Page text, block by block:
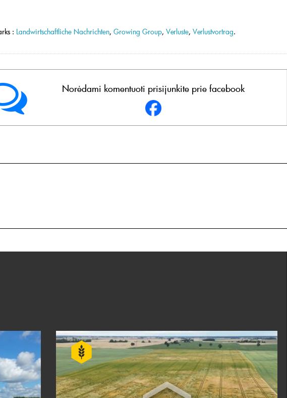
: Landwirtschaftliche Nachrichten, Growing Group, Verluste, Verlustvortrag.
Norėdami komentuoti prisijunkite prie facebook